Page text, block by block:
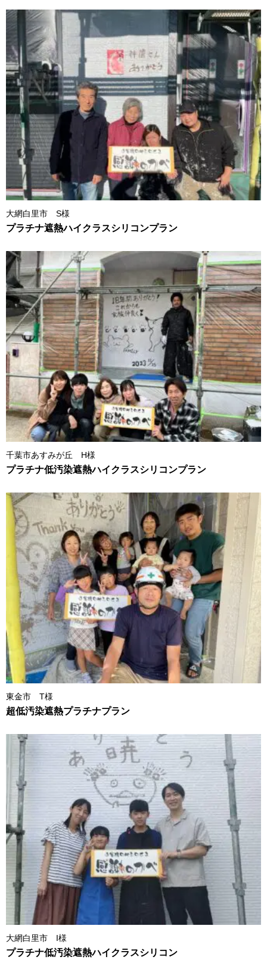
大網白里市 S様
プラチナ遮熱ハイクラスシリコンプラン
千葉市あすみが丘 H様
プラチナ低汚染遮熱ハイクラスシリコンプラン
東金市 T様
超低汚染遮熱プラチナプラン
大網白里市 I様
プラチナ低汚染遮熱ハイクラスシリコン